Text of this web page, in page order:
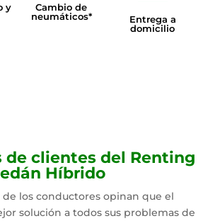
y
Cambio de
neumáticos*
Entrega a
domicilio
de clientes del Renting
Híbrido
de los conductores opinan que el
solución a todos sus problemas de